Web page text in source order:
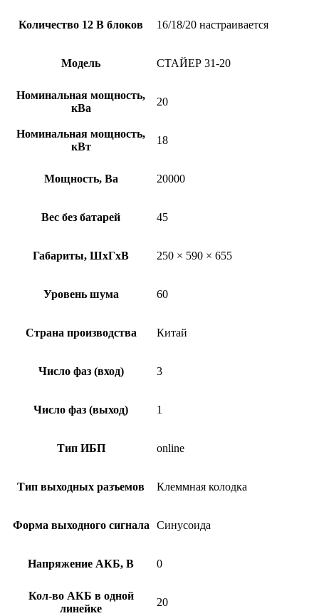
Количество 12 В блоков 16/18/20 настраивается
Модель СТАЙЕР 31-20
Номинальная мощность,
кВа
20
Номинальная мощность,
кВт
18
Мощность, Ва 20000
Вес без батарей 45
Габариты, ШхГхВ 250 × 590 × 655
Уровень шума 60
Страна производства Китай
Число фаз (вход) 3
Число фаз (выход) 1
Тип ИБП online
Тип выходных разъемов Клеммная колодка
Форма выходного сигнала Синусоида
Напряжение АКБ, В 0
Кол-во АКБ в одной
линейке
20